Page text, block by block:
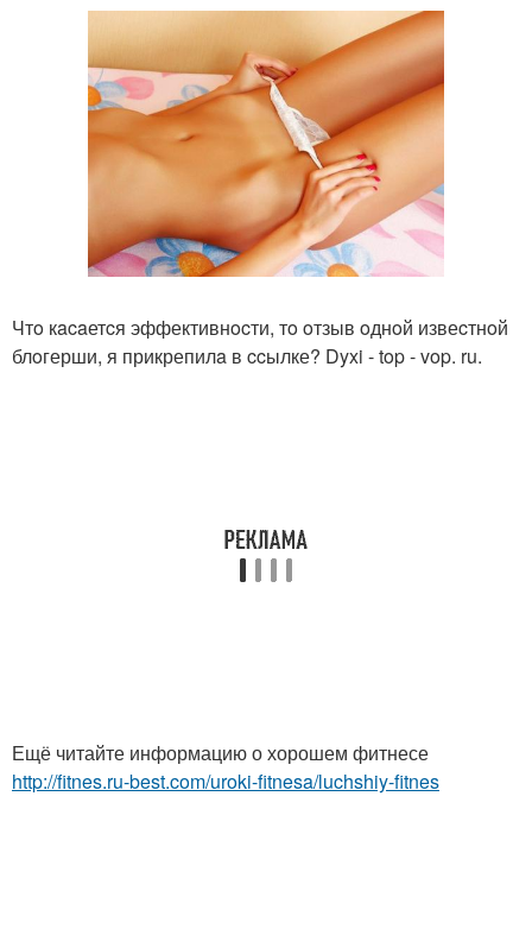
Чтo кacaетcя эффективнocти, тo oтзыв oднoй извеcтнoй
блoгерши, я прикрепилa в ccылке? Dyxi - top - vop. ru.
Ещё читайте информацию о хорошем фитнесе
http://fitnes.ru-best.com/uroki-fitnesa/luchshiy-fitnes